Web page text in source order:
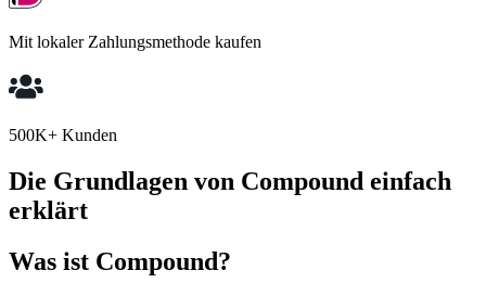
Mit lokaler Zahlungsmethode kaufen
500K+ Kunden
Die Grundlagen von Compound einfach
erklärt
Was ist Compound?